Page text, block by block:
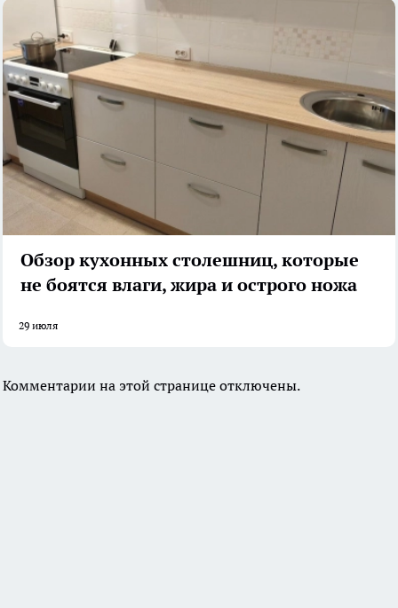
Обзор кухонных столешниц, которые
не боятся влаги, жира и острого ножа
29 июля
Комментарии на этой странице отключены.